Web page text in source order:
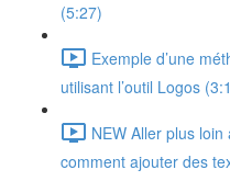
(5:27)
Exemple d’une
utilisant l’outil Logos
NEW Aller plus
comment ajouter des